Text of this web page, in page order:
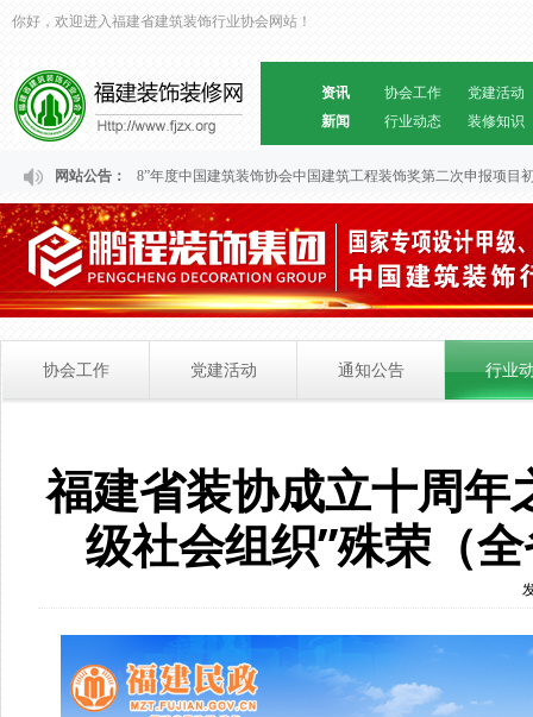
你好，欢迎进入福建省建筑装饰行业协会网站！
资讯
新闻
协会工作
党建活动
行业动态
装修知识
网站公告：
建省“2024～2028”年度中国建筑装饰协会中国建筑工程装饰奖第二次申报项目初
协会工作 党建活动 通知公告 行业
福建省装协成立十周年
级社会组织”殊荣（